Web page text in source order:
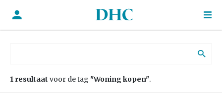
1 resultaat voor de tag "Woning kopen".